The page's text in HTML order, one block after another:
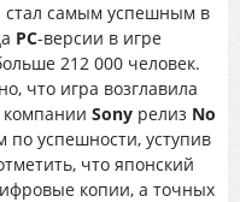
стал самым успешным в
PC-версии в игре
212 000 человек.
что игра возглавила
Sony релиз No
по успешности, уступив
что японский
копии, а точных